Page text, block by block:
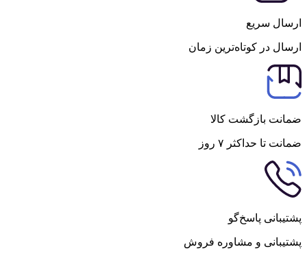
ارسال سریع
ارسال در کوتاه‌ترین زمان
ضمانت بازگشت کالا
ضمانت تا حداکثر ۷ روز
پشتیبانی پاسخ‌گو
پشتیبانی و مشاوره فروش